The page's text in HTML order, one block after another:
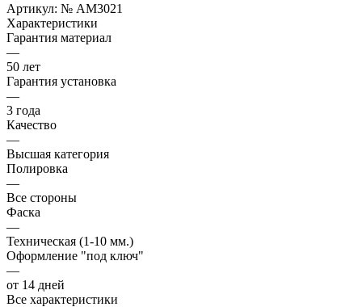
Артикул: № AM3021
Характеристики
Гарантия материал
—
50 лет
Гарантия установка
—
3 года
Качество
—
Высшая категория
Полировка
—
Все стороны
Фаска
—
Техническая (1-10 мм.)
Оформление "под ключ"
—
от 14 дней
Все характеристики